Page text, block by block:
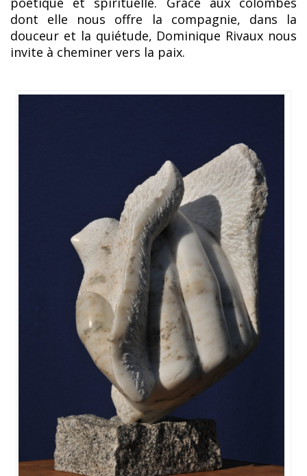
dont elle nous offre la compagnie, dans la
douceur et la quiétude, Dominique Rivaux nous
invite à cheminer vers la paix.